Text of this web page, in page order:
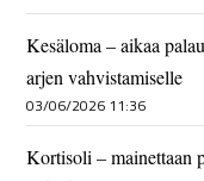
Kesäloma – aikaa
arjen vahvistamiselle
03/06/2026 11:36
Kortisoli – mainettaan